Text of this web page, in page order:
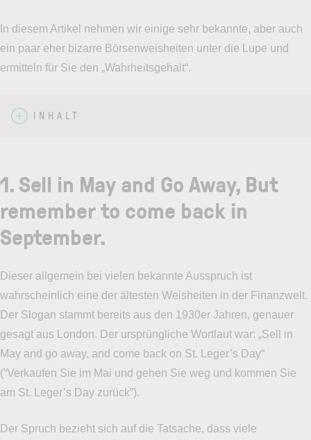
In diesem Artikel nehmen wir einige sehr bekannte, aber auch
ein paar eher bizarre Börsenweisheiten unter die Lupe und
ermitteln für Sie den „Wahrheitsgehalt“.
INHALT
1. Sell in May and Go Away, But
remember to come back in
September.
Dieser allgemein bei vielen bekannte Ausspruch ist
wahrscheinlich eine der ältesten Weisheiten in der Finanzwelt.
Der Slogan stammt bereits aus den 1930er Jahren, genauer
gesagt aus London. Der ursprüngliche Wortlaut war: „Sell in
May and go away, and come back on St. Leger’s Day“
(“Verkaufen Sie im Mai und gehen Sie weg und kommen Sie
am St. Leger’s Day zurück”).
Der Spruch bezieht sich auf die Tatsache, dass viele